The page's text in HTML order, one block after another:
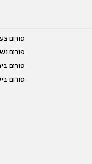
פורום
פורום
פורום
פורום